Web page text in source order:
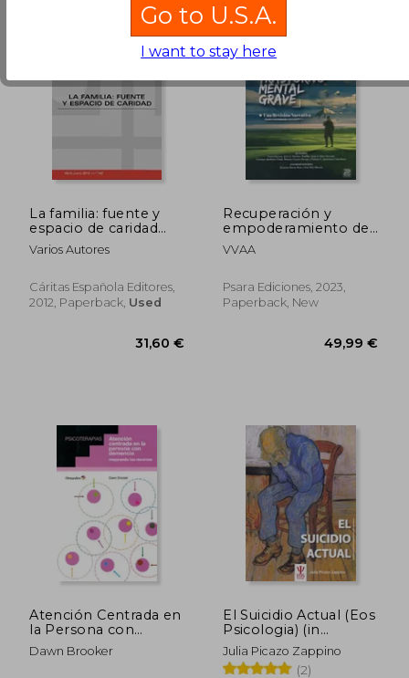
126,79 €
La familia: fuente y
espacio de caridad
(Corintios XIII) (in
Spanish)
Varios Autores
Cáritas Española Editores,
2012, Paperback, Used
Recuperación y
empoderamiento de
personas con
Trastorno Mental
VVAA
Psara Ediciones, 2023,
Paperback, New
Atención Centrada en
la Persona con
Demencia: Mejorando
los Recursos: 1
Dawn Brooker
El Suicidio Actual (Eos
Psicologia) (in
Spanish)
Julia Picazo Zappino
(2)
Go to U.S.A.
I want to stay here